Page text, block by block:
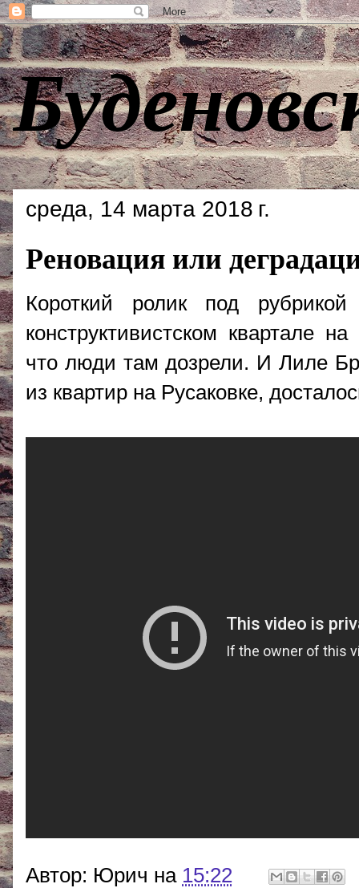
среда, 14 марта 2018 г.
Реновация или
Короткий ролик под
конструктивистском квартале
что люди там дозрели. И Лиле
из квартир на Русаковке,
Автор: Юрич на 15:22